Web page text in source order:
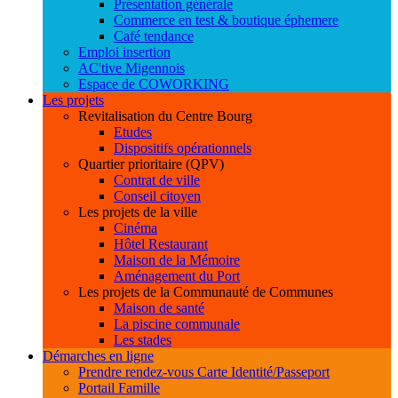
Présentation générale
Commerce en test & boutique éphemere
Café tendance
Emploi insertion
AC'tive Migennois
Espace de COWORKING
Les projets
Revitalisation du Centre Bourg
Etudes
Dispositifs opérationnels
Quartier prioritaire (QPV)
Contrat de ville
Conseil citoyen
Les projets de la ville
Cinéma
Hôtel Restaurant
Maison de la Mémoire
Aménagement du Port
Les projets de la Communauté de Communes
Maison de santé
La piscine communale
Les stades
Démarches en ligne
Prendre rendez-vous Carte Identité/Passeport
Portail Famille